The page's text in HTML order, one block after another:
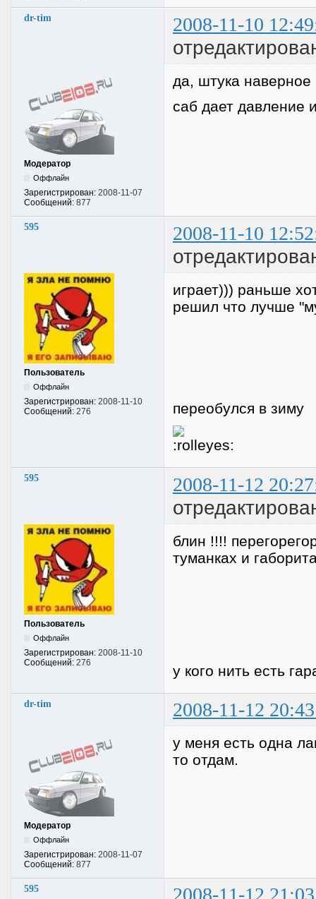
dr-tim 2008-11-10
Модератор
Оффлайн
Зарегистрирован: 2008-11-07
Сообщений: 877
да, штука наверное
саб дает давление
595 2008-11-10
Пользователь
Оффлайн
Зарегистрирован: 2008-11-10
Сообщений: 276
играет))) раньше
решил что лучше
переобулся в зиму
595 2008-11-12
Пользователь
Оффлайн
Зарегистрирован: 2008-11-10
Сообщений: 276
блин !!!!
туманках и
у кого нить есть
dr-tim 2008-11-12
Модератор
Оффлайн
Зарегистрирован: 2008-11-07
Сообщений: 877
у меня есть одна
то отдам.
595 2008-11-12